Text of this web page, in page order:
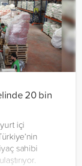
20 bin
içi
sahibi